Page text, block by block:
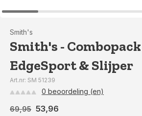
Smith's
Smith's - Combopack
EdgeSport & Slijper
Art.nr: SM 51239
0 beoordeling (en)
69,95 53,96